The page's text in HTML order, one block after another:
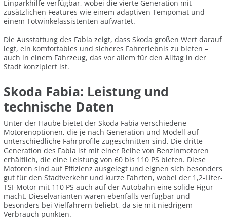
Einparkhilfe verfügbar, wobei die vierte Generation mit
zusätzlichen Features wie einem adaptiven Tempomat und
einem Totwinkelassistenten aufwartet.
Die Ausstattung des Fabia zeigt, dass Skoda großen Wert darauf
legt, ein komfortables und sicheres Fahrerlebnis zu bieten –
auch in einem Fahrzeug, das vor allem für den Alltag in der
Stadt konzipiert ist.
Skoda Fabia: Leistung und
technische Daten
Unter der Haube bietet der Skoda Fabia verschiedene
Motorenoptionen, die je nach Generation und Modell auf
unterschiedliche Fahrprofile zugeschnitten sind. Die dritte
Generation des Fabia ist mit einer Reihe von Benzinmotoren
erhältlich, die eine Leistung von 60 bis 110 PS bieten. Diese
Motoren sind auf Effizienz ausgelegt und eignen sich besonders
gut für den Stadtverkehr und kurze Fahrten, wobei der 1,2-Liter-
TSI-Motor mit 110 PS auch auf der Autobahn eine solide Figur
macht. Dieselvarianten waren ebenfalls verfügbar und
besonders bei Vielfahrern beliebt, da sie mit niedrigem
Verbrauch punkten.